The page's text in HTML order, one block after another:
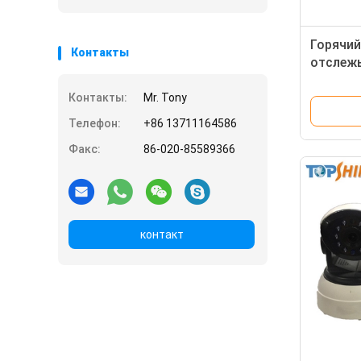
Контакты
Контакты:
Mr. Tony
Телефон:
+86 13711164586
Факс:
86-020-85589366
контакт